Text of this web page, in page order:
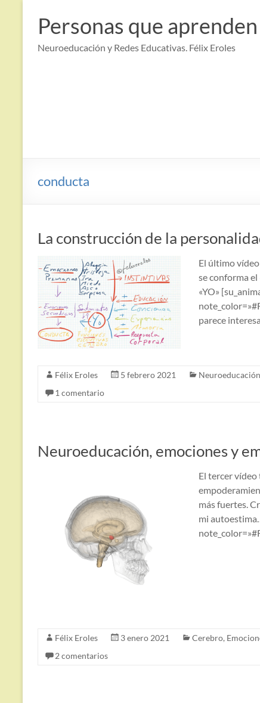
contenido
Personas que aprenden
Neuroeducación y Redes Educativas. Félix Eroles
conducta
La construcción de la
El último
se conforma el
«YO»
parece
Félix Eroles 5 febrero 2021 Neuroeducación
1 comentario
Neuroeducación, emociones y
El tercer
más fuertes.
mi
Félix Eroles 3 enero 2021 Cerebro,
2 comentarios